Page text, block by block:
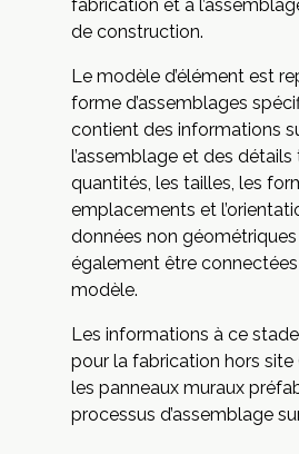
fabrication et à
de construction.
Le modèle d’élément est
forme d’assemblages
contient des informations
l’assemblage et des détails
quantités, les tailles, les
emplacements et
données non
également être
modèle.
Les informations à ce
pour la fabrication hors site
les panneaux muraux
processus d’assemblage